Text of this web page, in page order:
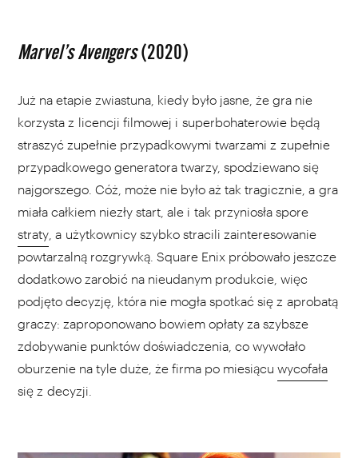
Marvel’s Avengers(2020)
Już na etapie zwiastuna, kiedy było jasne, że gra nie
korzysta z licencji filmowej i superbohaterowie będą
straszyć zupełnie przypadkowymi twarzami z zupełnie
przypadkowego generatora twarzy, spodziewano się
najgorszego. Cóż, może nie było aż tak tragicznie, a gra
miała całkiem niezły start, ale i tak przyniosła spore
straty , a użytkownicy szybko stracili zainteresowanie
powtarzalną rozgrywką. Square Enix próbowało jeszcze
dodatkowo zarobić na nieudanym produkcie, więc
podjęto decyzję, która nie mogła spotkać się z aprobatą
graczy: zaproponowano bowiem opłaty za szybsze
zdobywanie punktów doświadczenia, co wywołało
oburzenie na tyle duże, że firma po miesiącu wycofała
się z decyzji.